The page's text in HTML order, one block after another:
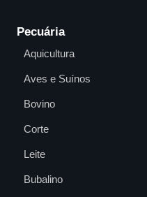
Pecuária
Aquicultura
Aves e Suínos
Bovino
Corte
Leite
Bubalino